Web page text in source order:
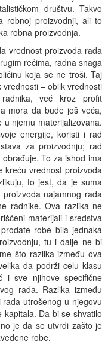
društvu. Takvo
robnoj proizvodnji, ali to
robna proizvodnja.
vrednost proizvoda rada
rečima, radna snaga
koja se ne troši. Taj
– oblik vrednosti
već kroz profit
mora da bude još veća,
njemu materijalizovana.
energije, koristi i rad
za proizvodnju; rad
To za ishod ima
vrednost proizvoda
to jest, da je suma
najamnog rada
radnike. Ova razlika ne
materijali i sredstva
robe bila jednaka
tu i dalje ne bi
što razlika između ova
da podrži celu klasu
i sve njihove specifične
rada. Razlika između
utrošenog u njegovu
Da bi se shvatilo
je da se utvrdi zašto je
robe.